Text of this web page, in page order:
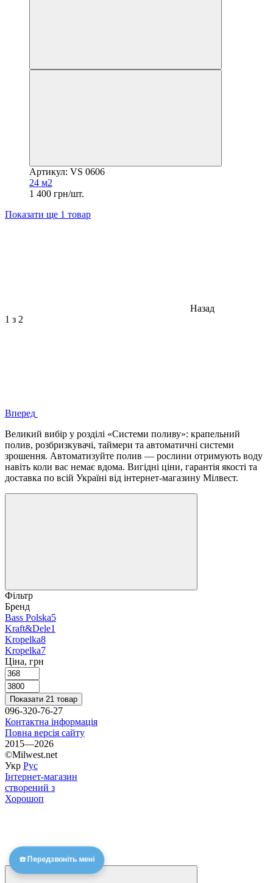
Артикул: VS 0606
24 м2
1 400 грн/шт.
Показати ще 1 товар
Назад
1 з 2
Вперед
Великий вибір у розділі «Системи поливу»: крапельний
полив, розбризкувачі, таймери та автоматичні системи
зрошення. Автоматизуйте полив — рослини отримують воду
навіть коли вас немає вдома. Вигідні ціни, гарантія якості та
доставка по всій Україні від інтернет-магазину Мілвест.
Фільтр
Бренд
Bass Polska5
Kraft&Dele1
Krоpelka8
Kropelka7
Ціна, грн
Показати 21 товар
096-320-76-27
Контактна інформація
Повна версія сайту
2015—2026
©Milwest.net
Укр Рус
Інтернет-магазин
створений з
Хорошоп
☎️ Передзвоніть мені